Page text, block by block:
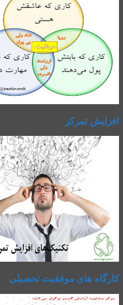
افزایش تمرکز
کارگاه های موفقیت تحصیلی